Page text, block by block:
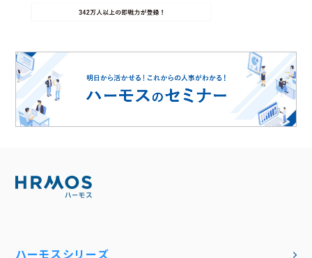
ハーモスシリーズ